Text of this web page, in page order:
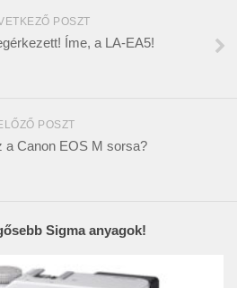
POSZT
Íme, a LA-EA5!
POSZT
a Canon EOS M sorsa?
Sigma anyagok!